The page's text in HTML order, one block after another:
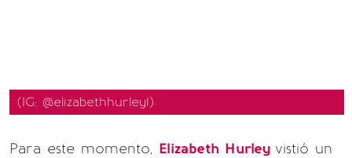
(IG: @elizabethhurley1)
Para este momento, Elizabeth Hurley vistió un